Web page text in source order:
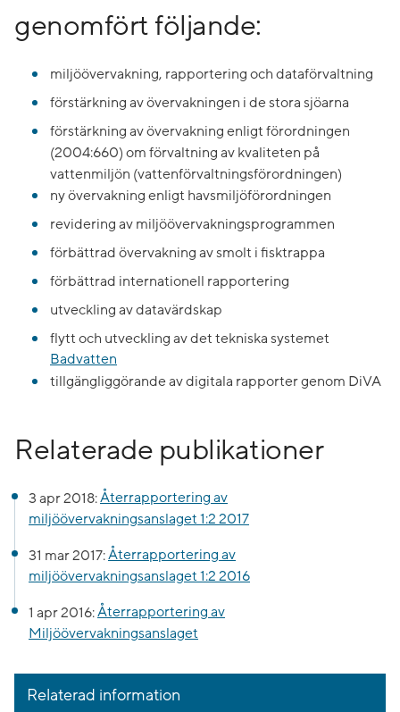
genomfört följande:
miljöövervakning, rapportering och dataförvaltning
förstärkning av övervakningen i de stora sjöarna
förstärkning av övervakning enligt förordningen
(2004:660) om förvaltning av kvaliteten på
vattenmiljön (vattenförvaltningsförordningen)
ny övervakning enligt havsmiljöförordningen
revidering av miljöövervakningsprogrammen
förbättrad övervakning av smolt i fisktrappa
förbättrad internationell rapportering
utveckling av datavärdskap
flytt och utveckling av det tekniska systemet
Badvatten
tillgängliggörande av digitala rapporter genom DiVA
Relaterade publikationer
3 apr 2018:Återrapportering av
miljöövervakningsanslaget 1:2 2017
31 mar 2017:Återrapportering av
miljöövervakningsanslaget 1:2 2016
1 apr 2016:Återrapportering av
Miljöövervakningsanslaget
Relaterad information